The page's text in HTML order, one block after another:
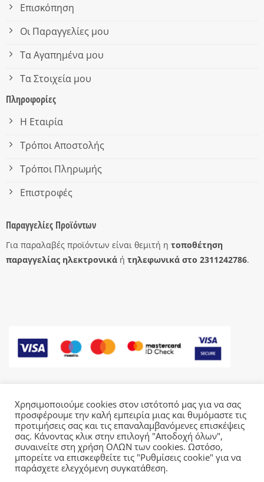
Επισκόπηση
Οι Παραγγελίες μου
Τα Αγαπημένα μου
Τα Στοιχεία μου
Πληροφορίες
Η Εταιρία
Τρόποι Αποστολής
Τρόποι Πληρωμής
Επιστροφές
Παραγγελίες Προϊόντων
Για παραλαβές προϊόντων είναι θεμιτή η τοποθέτηση
παραγγελίας ηλεκτρονικάή τηλεφωνικά στο 2311242786.
Η ΕΤΑΙΡΊΑ ΤΡΌΠΟΙ ΑΠΟΣΤΟΛΉΣ
ΤΡΌΠΟΙ ΠΛΗΡΩΜΉΣ
ΕΠΙΣΤΡΟΦΈΣ
ΕΠΙΚΟΙΝΩΝΊΑ ΌΡΟΙ ΧΡΉΣΗΣ – GDPR
Copyright 2026 ©eAntallaktika.gr
Χρησιμοποιούμε cookies στον ιστότοπό μας για να σας
προσφέρουμε την καλή εμπειρία μιας και θυμόμαστε τις
προτιμήσεις σας και τις επαναλαμβανόμενες επισκέψεις
σας. Κάνοντας κλικ στην επιλογή "Αποδοχή όλων",
συναινείτε στη χρήση ΟΛΩΝ των cookies. Ωστόσο,
μπορείτε να επισκεφθείτε τις "Ρυθμίσεις cookie" για να
παράσχετε ελεγχόμενη συγκατάθεση.
This site uses cookies to offer you a better browsing
experience. By browsing this website, you agree to our
use of cookies.